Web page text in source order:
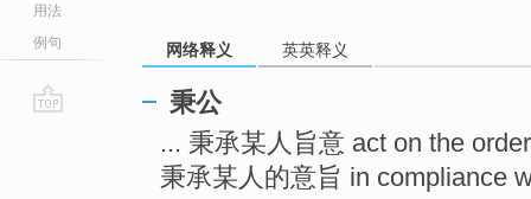
用法
例句
网络释义 英英释义
秉公
... 秉承某人旨意 act on the
秉承某人的意旨 in compliance